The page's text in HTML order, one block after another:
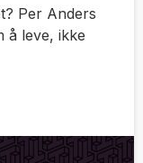
Per Anders
å leve, ikke